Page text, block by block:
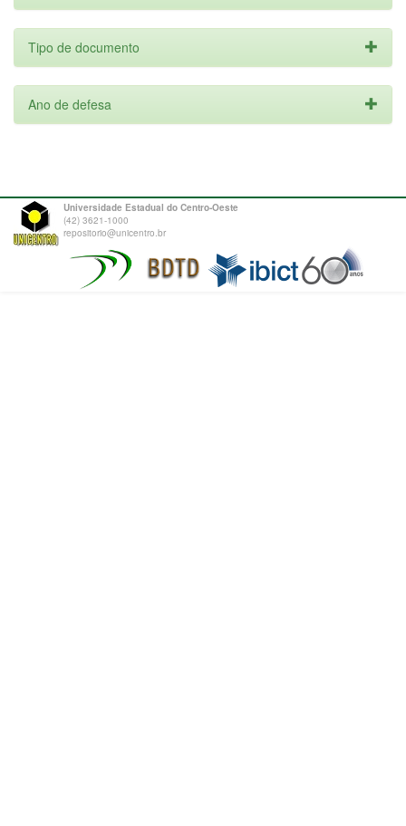
Tipo de documento
Ano de defesa
Universidade Estadual do Centro-Oeste
(42) 3621-1000
repositorio@unicentro.br